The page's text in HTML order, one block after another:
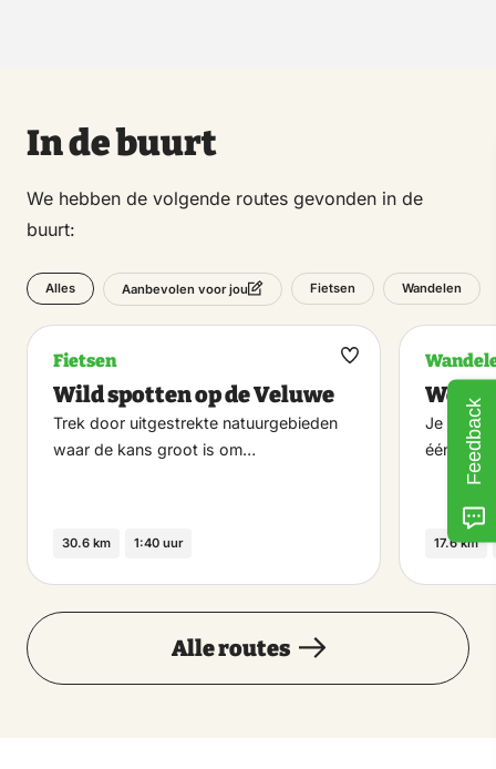
In de buurt
We hebben de volgende routes gevonden in de
buurt:
Alles Aanbevolen voor jou Fietsen Wandelen
Fietsen
Wild spotten op de Veluwe
Trek door uitgestrekte natuurgebieden
waar de kans groot is om…
30.6 km 1:40 uur
Maak
Je komt
één van
17.6 km
Alle routes
Feedback